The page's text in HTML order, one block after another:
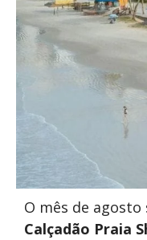
O mês de
Calçadão Praia